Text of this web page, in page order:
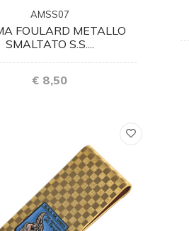
AMSS07
FOULARD METALLO
SMALTATO S.S....
€ 8,50